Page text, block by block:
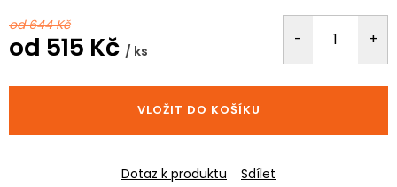
od 644 Kč
od 515 Kč / ks
cena:
VLOŽIT DO KOŠÍKU
Dotaz k produktu Sdílet